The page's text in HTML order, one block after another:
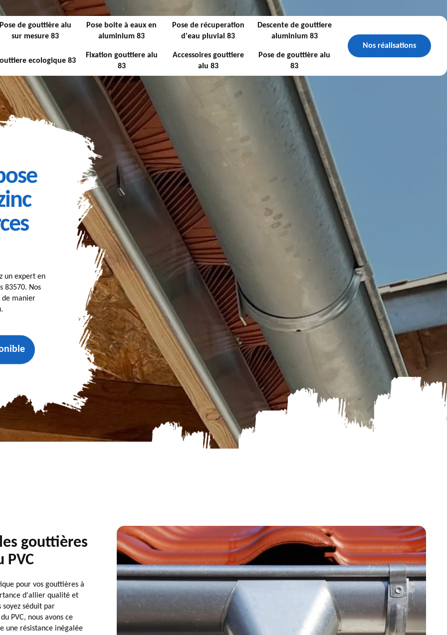
Pose de gouttière alu
sur mesure 83
Pose boite à eaux en
aluminium 83
Pose de récuperation
d'eau pluvial 83
Descente de gouttiere
aluminium 83
ecologique 83
Fixation gouttiere alu
83
Accessoires gouttiere
alu 83
Pose de gouttière alu
83
Nos réalisations
un expert en
83570. Nos
de manier
gouttières
PVC
pour vos gouttières à
d'allier qualité et
séduit par
PVC, nous avons ce
une résistance inégalée